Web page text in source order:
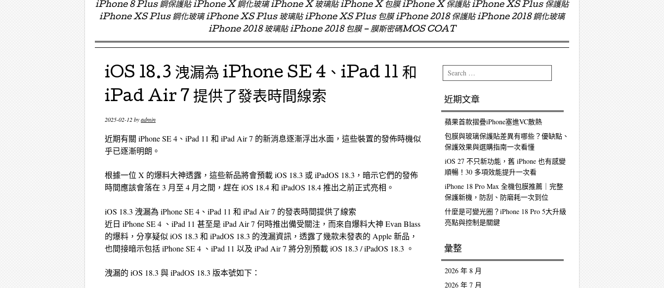
iPhone 8 Plus 鋼保護貼 iPhone X 鋼化玻璃 iPhone X 玻璃貼 iPhone X 包膜 iPhone X 保護貼 iPhone XS Plus 保護貼
iPhone XS Plus 鋼化玻璃 iPhone XS Plus 玻璃貼 iPhone XS Plus 包膜 iPhone 2018 保護貼 iPhone 2018 鋼化玻璃
iPhone 2018 玻璃貼 iPhone 2018 包膜 – 膜斯密碼MOS COAT
iOS 18.3 洩漏為 iPhone SE 4、iPad 11 和
iPad Air 7 提供了發表時間線索
2025-02-12byadmin
近期有關 iPhone SE 4、iPad 11 和 iPad Air 7 的新消息逐漸浮出水面，這些裝置的發佈時機似
乎已逐漸明朗。
根據一位 X 的爆料大神透露，這些新品將會預載 iOS 18.3 或 iPadOS 18.3，暗示它們的發佈
時間應該會落在 3 月至 4 月之間，趕在 iOS 18.4 和 iPadOS 18.4 推出之前正式亮相。
iOS 18.3 洩漏為 iPhone SE 4、iPad 11 和 iPad Air 7 的發表時間提供了線索
近日 iPhone SE 4 、iPad 11 甚至是 iPad Air 7 何時推出備受關注，而來自爆料大神 Evan Blass
的爆料，分享疑似 iOS 18.3 和 iPadOS 18.3 的洩漏資訊，透露了幾款未發表的 Apple 新品，
也間接暗示包括 iPhone SE 4 、iPad 11 以及 iPad Air 7 將分別預載 iOS 18.3 / iPadOS 18.3 。
洩漏的 iOS 18.3 與 iPadOS 18.3 版本號如下：
Search
近期文章
蘋果首款摺疊iPhone塞進VC散熱
包膜與玻璃保護貼差異有哪些？優缺點、
保護效果與選購指南一次看懂
iOS 27 不只新功能，舊 iPhone 也有感變
順暢！30 多項效能提升一次看
iPhone 18 Pro Max 全機包膜推薦｜完整
保護新機，防刮、防磨耗一次到位
什麼是可變光圈？iPhone 18 Pro 5大升級
亮點與控制是關鍵
彙整
2026 年 8 月
2026 年 7 月